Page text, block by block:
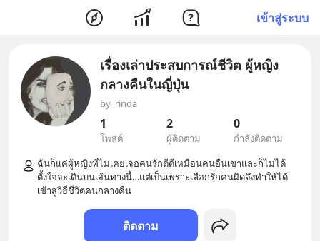
เข้าสู่ระบบ
เรื่องเล่าประสบการณ์ชีวิต ผู้หญิง
กลางคืนในญี่ปุ่น
by_rinda
1
โพสต์
2
ผู้ติดตาม
0
กำลังติดตาม
ฉันก็แค่ผู้หญิงที่ไม่เคยเจอคนรักดีดีเหมือนคนอื่นเขาและก็ไม่ได้
ตั้งใจจะเดินบนเส้นทางนี้…แต่เป็นเพราะเลือกรักคนผิดจึงทำให้ได้
ติดตาม